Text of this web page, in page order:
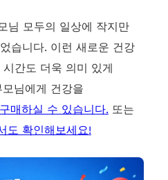
님 모두의 일상에 작지만
습니다. 이런 새로운 건강
간도 더욱 의미 있게
님에게 건강을
매하실 수 있습니다. 또는
도 확인해보세요!